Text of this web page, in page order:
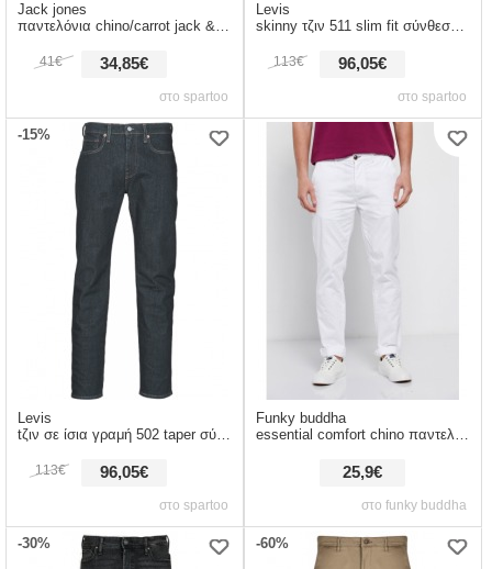
στο spartoo
Jack jones
παντελόνια chino/carrot jack & jones jjimarco σύνθεση: βαμβάκι,spandex
34,85€
41€
στο spartoo
Levis
skinny τζιν 511 slim fit σύνθεση: βαμβάκι,spandex,πολυεστέρας,άλλο,matière synthétiques
96,05€
113€
-15%
στο spartoo
Levis
tζιν σε ίσια γραμή 502 taper σύνθεση: βαμβάκι,spandex,πολυεστέρας,matière synthétiques
96,05€
113€
στο funky buddha
Funky buddha
essential comfort chino παντελόνι
25,9€
-30% -60%